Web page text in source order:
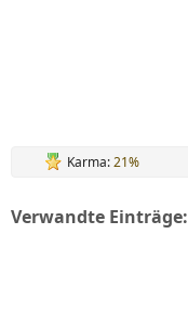
Karma:21%
Verwandte Einträge: